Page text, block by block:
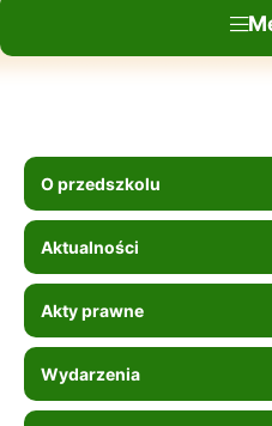
O przedszkolu
Aktualności
Akty prawne
Wydarzenia